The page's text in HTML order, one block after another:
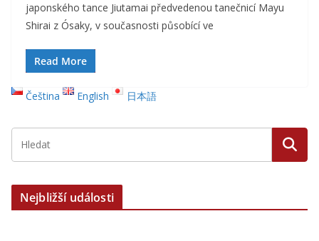
japonského tance Jiutamai předvedenou tanečnicí Mayu
Shirai z Ósaky, v současnosti působící ve
Read More
Čeština English 日本語
Nejbližší události